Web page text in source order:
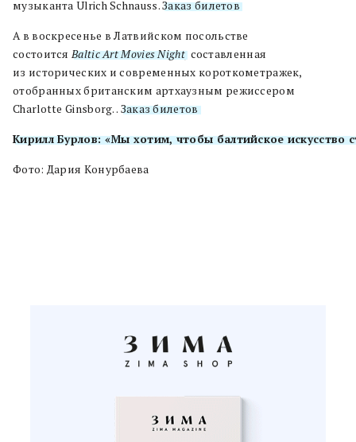
музыканта Ulrich Schnauss.Заказ билетов
А в воскресенье в Латвийском посольстве
состоится Baltic Art Movies Night, составленная
из исторических и современных короткометражек,
отобранных британским артхаузным режиссером
Charlotte Ginsborg. . Заказ билетов
Кирилл Бурлов: «Мы хотим, чтобы балтийское искусство
Фото: Дария Конурбаева